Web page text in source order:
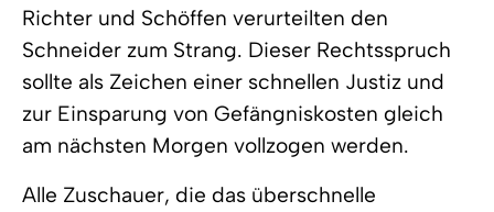
Richter und Schöffen verurteilten den
Schneider zum Strang. Dieser Rechtsspruch
sollte als Zeichen einer schnellen Justiz und
zur Einsparung von Gefängniskosten gleich
am nächsten Morgen vollzogen werden.
Alle Zuschauer, die das überschnelle